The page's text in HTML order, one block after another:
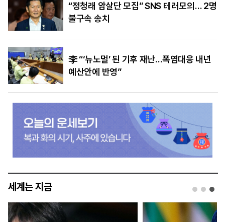
“정청래 암살단 모집” SNS 테러모의… 2명
불구속 송치
李 “‘뉴노멀’ 된 기후 재난…폭염대응 내년
예산안에 반영”
세계는 지금